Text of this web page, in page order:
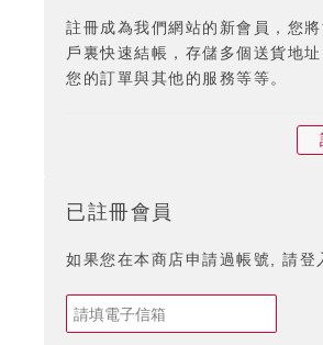
註冊成為我們網站的新會員，您
戶裏快速結帳，存儲多個送貨地
您的訂單與其他的服務等等。
已註冊會員
如果您在本商店申請過帳號, 請登